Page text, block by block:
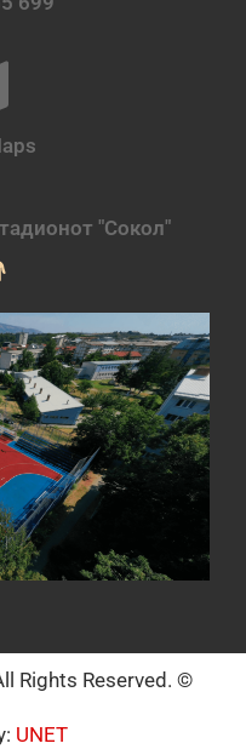
"Сокол"
Rights Reserved. ©
UNET